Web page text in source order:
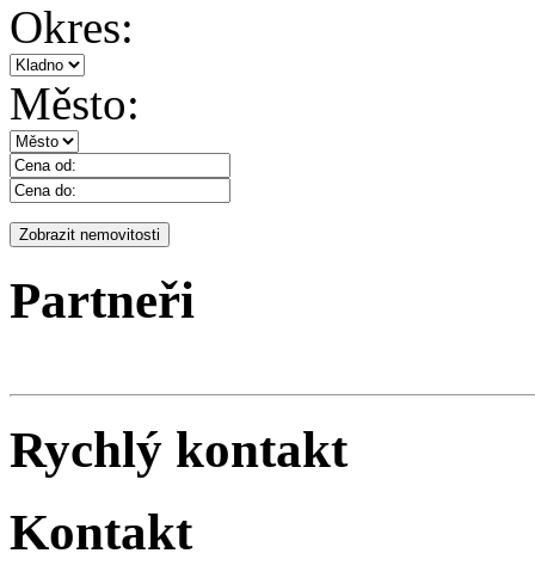
Okres:
Město:
Partneři
Rychlý kontakt
Kontakt